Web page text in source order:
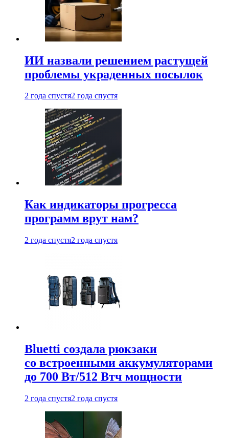
ИИ назвали решением растущей
проблемы украденных посылок
2 года спустя2 года спустя
Как индикаторы прогресса
программ врут нам?
2 года спустя2 года спустя
Bluetti создала рюкзаки
со встроенными аккумуляторами
до 700 Вт/512 Втч мощности
2 года спустя2 года спустя